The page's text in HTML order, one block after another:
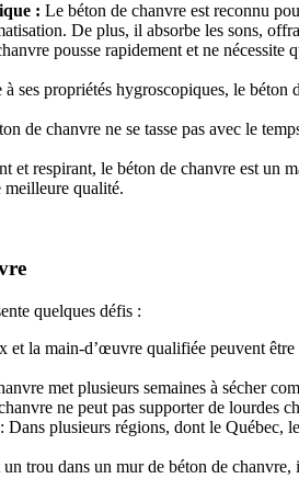
: Le béton de chanvre est reconnu
De plus, il absorbe les sons,
pousse rapidement et ne nécessite
à ses propriétés hygroscopiques, le
de chanvre ne se tasse pas avec le
et respirant, le béton de chanvre est
meilleure qualité.
quelques défis :
et la main-d’œuvre qualifiée peuvent
met plusieurs semaines à sécher
ne peut pas supporter de lourdes
: Dans plusieurs régions, dont le Québec,
trou dans un mur de béton de